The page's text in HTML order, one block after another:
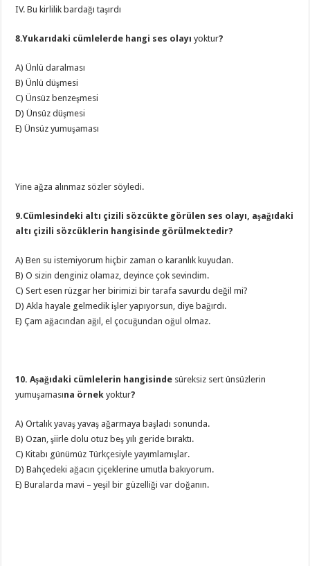
IV. Bu kirlilik bardağı taşırdı
8.Yukarıdaki cümlelerde hangi ses olayı yoktur?
A) Ünlü daralması
B) Ünlü düşmesi
C) Ünsüz benzeşmesi
D) Ünsüz düşmesi
E) Ünsüz yumuşaması
Yine ağza alınmaz sözler söyledi.
9.Cümlesindeki altı çizili sözcükte görülen ses olayı, aşağıdaki
altı çizili sözcüklerin hangisinde görülmektedir?
A) Ben su istemiyorum hiçbir zaman o karanlık kuyudan.
B) O sizin denginiz olamaz, deyince çok sevindim.
C) Sert esen rüzgar her birimizi bir tarafa savurdu değil mi?
D) Akla hayale gelmedik işler yapıyorsun, diye bağırdı.
E) Çam ağacından ağıl, el çocuğundan oğul olmaz.
10. Aşağıdaki cümlelerin hangisinde süreksiz sert ünsüzlerin
yumuşamasına örnek yoktur?
A) Ortalık yavaş yavaş ağarmaya başladı sonunda.
B) Ozan, şiirle dolu otuz beş yılı geride bıraktı.
C) Kitabı günümüz Türkçesiyle yayımlamışlar.
D) Bahçedeki ağacın çiçeklerine umutla bakıyorum.
E) Buralarda mavi – yeşil bir güzelliği var doğanın.